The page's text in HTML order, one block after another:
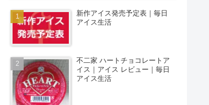
新作アイス発売予定表｜毎日
アイス生活
不二家 ハートチョコレートア
イス｜アイス レビュー｜毎日
アイス生活